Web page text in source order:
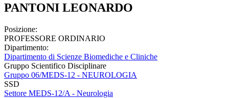
PANTONI LEONARDO
Posizione:
PROFESSORE ORDINARIO
Dipartimento:
Dipartimento di Scienze Biomediche e Cliniche
Gruppo Scientifico Disciplinare
Gruppo 06/MEDS-12 - NEUROLOGIA
SSD
Settore MEDS-12/A - Neurologia